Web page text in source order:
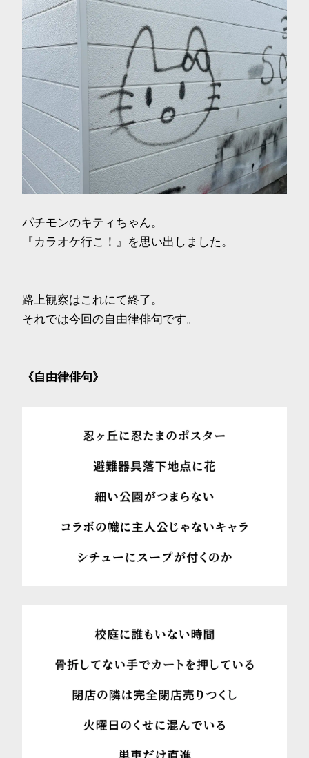
パチモンのキティちゃん。
『カラオケ行こ！』を思い出しました。
路上観察はこれにて終了。
それでは今回の自由律俳句です。
《自由律俳句》